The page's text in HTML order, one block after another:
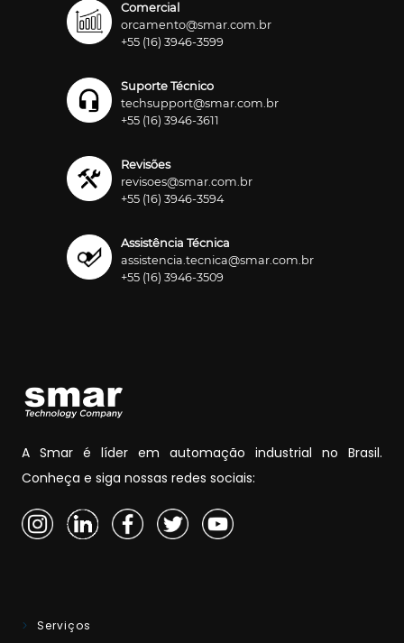
Comercial
orcamento@smar.com.br
+55 (16) 3946-3599
Suporte Técnico
techsupport@smar.com.br
+55 (16) 3946-3611
Revisões
revisoes@smar.com.br
+55 (16) 3946-3594
Assistência Técnica
assistencia.tecnica@smar.com.br
+55 (16) 3946-3509
A Smar é líder em automação industrial no Brasil.
Conheça e siga nossas redes sociais:
Serviços